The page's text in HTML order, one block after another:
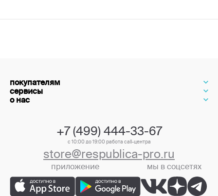
покупателям
сервисы
о нас
+7 (499) 444-33-67
с 10:00 до 19:00 работа call-центра
store@respublica-pro.ru
приложение мы в соцсетях